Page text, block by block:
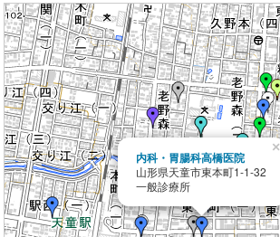
内科・胃腸科高橋医院
山形県天童市東本町1-1-32
一般診療所
×